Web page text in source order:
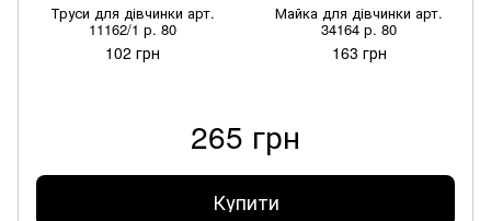
Труси для дівчинки арт.
11162/1 р. 80
102 грн
Майка для дівчинки арт.
34164 р. 80
163 грн
265 грн
Купити